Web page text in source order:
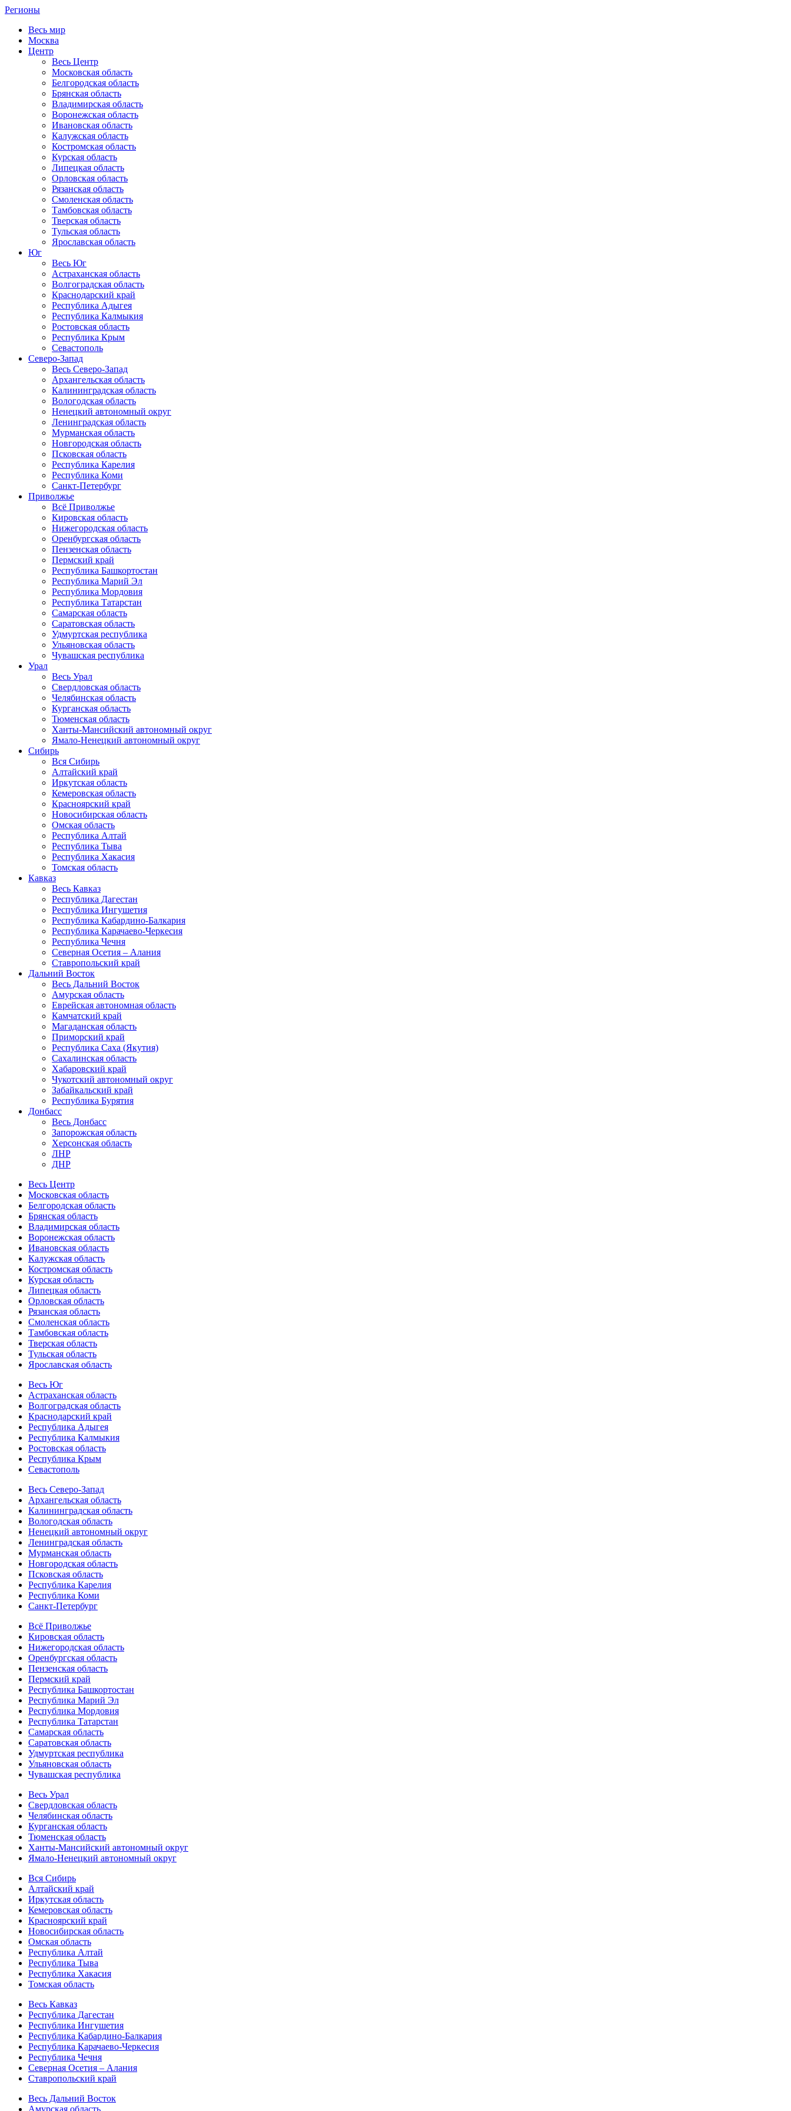
Регионы
Весь мир
Москва
Центр
Весь Центр
Московская область
Белгородская область
Брянская область
Владимирская область
Воронежская область
Ивановская область
Калужская область
Костромская область
Курская область
Липецкая область
Орловская область
Рязанская область
Смоленская область
Тамбовская область
Тверская область
Тульская область
Ярославская область
Юг
Весь Юг
Астраханская область
Волгоградская область
Краснодарский край
Республика Адыгея
Республика Калмыкия
Ростовская область
Республика Крым
Севастополь
Северо-Запад
Весь Северо-Запад
Архангельская область
Калининградская область
Вологодская область
Ненецкий автономный округ
Ленинградская область
Мурманская область
Новгородская область
Псковская область
Республика Карелия
Республика Коми
Санкт-Петербург
Приволжье
Всё Приволжье
Кировская область
Нижегородская область
Оренбургская область
Пензенская область
Пермский край
Республика Башкортостан
Республика Марий Эл
Республика Мордовия
Республика Татарстан
Самарская область
Саратовская область
Удмуртская республика
Ульяновская область
Чувашская республика
Урал
Весь Урал
Свердловская область
Челябинская область
Курганская область
Тюменская область
Ханты-Мансийский автономный округ
Ямало-Ненецкий автономный округ
Сибирь
Вся Сибирь
Алтайский край
Иркутская область
Кемеровская область
Красноярский край
Новосибирская область
Омская область
Республика Алтай
Республика Тыва
Республика Хакасия
Томская область
Кавказ
Весь Кавказ
Республика Дагестан
Республика Ингушетия
Республика Кабардино-Балкария
Республика Карачаево-Черкесия
Республика Чечня
Северная Осетия – Алания
Ставропольский край
Дальний Восток
Весь Дальний Восток
Амурская область
Еврейская автономная область
Камчатский край
Магаданская область
Приморский край
Республика Саха (Якутия)
Сахалинская область
Хабаровский край
Чукотский автономный округ
Забайкальский край
Республика Бурятия
Донбасс
Весь Донбасс
Запорожская область
Херсонская область
ЛНР
ДНР
Весь Центр
Московская область
Белгородская область
Брянская область
Владимирская область
Воронежская область
Ивановская область
Калужская область
Костромская область
Курская область
Липецкая область
Орловская область
Рязанская область
Смоленская область
Тамбовская область
Тверская область
Тульская область
Ярославская область
Весь Юг
Астраханская область
Волгоградская область
Краснодарский край
Республика Адыгея
Республика Калмыкия
Ростовская область
Республика Крым
Севастополь
Весь Северо-Запад
Архангельская область
Калининградская область
Вологодская область
Ненецкий автономный округ
Ленинградская область
Мурманская область
Новгородская область
Псковская область
Республика Карелия
Республика Коми
Санкт-Петербург
Всё Приволжье
Кировская область
Нижегородская область
Оренбургская область
Пензенская область
Пермский край
Республика Башкортостан
Республика Марий Эл
Республика Мордовия
Республика Татарстан
Самарская область
Саратовская область
Удмуртская республика
Ульяновская область
Чувашская республика
Весь Урал
Свердловская область
Челябинская область
Курганская область
Тюменская область
Ханты-Мансийский автономный округ
Ямало-Ненецкий автономный округ
Вся Сибирь
Алтайский край
Иркутская область
Кемеровская область
Красноярский край
Новосибирская область
Омская область
Республика Алтай
Республика Тыва
Республика Хакасия
Томская область
Весь Кавказ
Республика Дагестан
Республика Ингушетия
Республика Кабардино-Балкария
Республика Карачаево-Черкесия
Республика Чечня
Северная Осетия – Алания
Ставропольский край
Весь Дальний Восток
Амурская область